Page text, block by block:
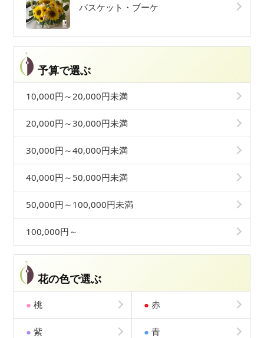
バスケット・ブーケ
予算で選ぶ
10,000円～20,000円未満
20,000円～30,000円未満
30,000円～40,000円未満
40,000円～50,000円未満
50,000円～100,000円未満
100,000円～
花の色で選ぶ
● 桃 ● 赤
● 紫 ● 青